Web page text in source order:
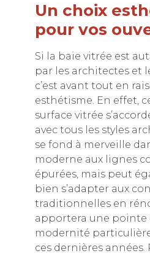
Un choix
pour vos
Si la baie vitrée est
par les architectes et
c’est avant tout en
esthétisme. En effet,
surface vitrée
avec tous les styles
se fond à merveille
moderne aux lignes
épurées, mais peut
bien s’adapter aux
traditionnelles en
apportera une pointe
modernité
ces dernières années.